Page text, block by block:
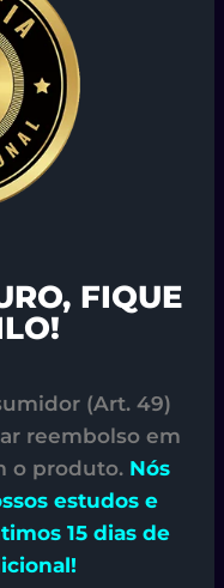
FIQUE
(Art. 49)
reembolso em
o produto. Nós
estudos e
15 dias de